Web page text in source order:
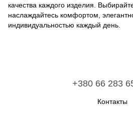
качества каждого изделия.
наслаждайтесь комфортом,
индивидуальностью каждый день.
+380 66 283
Контакты